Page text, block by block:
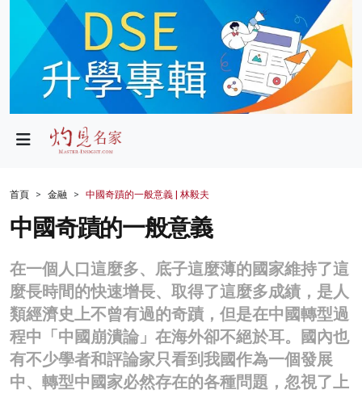
政局
財經
生活
商業
科技
影片
名家榜
首頁 金融 中國奇蹟的一般意義 | 林毅夫
中國奇蹟的一般意義
在一個人口這麼多、底子這麼薄的國家維持了這
麼長時間的快速增長、取得了這麼多成績，是人
類經濟史上不曾有過的奇蹟，但是在中國轉型過
程中「中國崩潰論」在海外卻不絕於耳。國內也
有不少學者和評論家只看到我國作為一個發展
中、轉型中國家必然存在的各種問題，忽視了上